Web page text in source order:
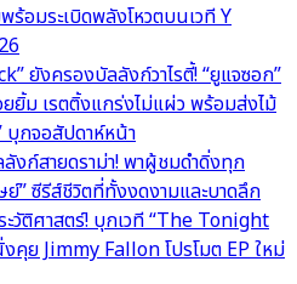
อมระเบิดพลังโหวตบนเวที Y
ยังครองบัลลังก์วาไรตี้! “ยูแจซอก”
ยิ้ม เรตติ้งแกร่งไม่แผ่ว พร้อมส่งไม้
บุกจอสัปดาห์หน้า
งก์สายดราม่า! พาผู้ชมดำดิ่งทุก
” ซีรีส์ชีวิตที่ทั้งงดงามและบาดลึก
ะวัติศาสตร์! บุกเวที “The Tonight
ย Jimmy Fallon โปรโมต EP ใหม่